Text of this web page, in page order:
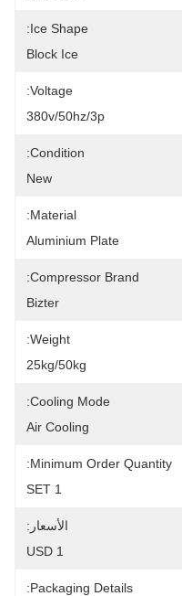
Ice Shape:
Block Ice
Voltage:
380v/50hz/3p
Condition:
New
Material:
Aluminium Plate
Compressor Brand:
Bizter
Weight:
25kg/50kg
Cooling Mode:
Air Cooling
Minimum Order Quantity:
1 SET
الأسعار:
1 USD
Packaging Details: